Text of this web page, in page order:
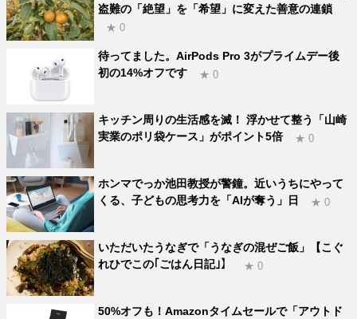
盗難の「絶望」を「希望」に変えた善意の連鎖
★ 0
待ってました。AirPods Pro 3がプライムデー後
初の14%オフです
★ 0
キッチン周りの生活感を滅！ 浮かせて整う「山崎
実業のポリ袋ケース」がポイント5倍
★ 0
ホンマでっか池田教授が警鐘。近いうちにやって
くる、子どもの思考力を「AIが奪う」日
★ 0
いただいたうなぎで「うなぎの混ぜご飯」【こぐ
れひでこの｢ごはん日記｣】
★ 0
50%オフも！Amazonタイムセールで「アウトド